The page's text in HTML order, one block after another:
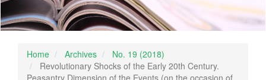
Home Archives
No. 19 (2018)
Revolutionary Shocks of the Early 20th Century.
Peasantry Dimension of the Events (on the occasion of